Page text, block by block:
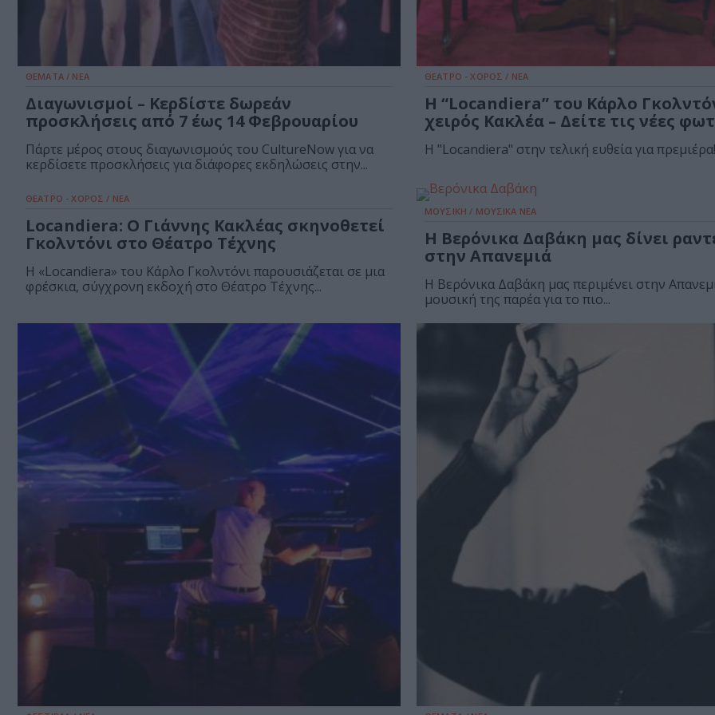
ΘΕΜΑΤΑ / ΝΕΑ
Διαγωνισμοί – Κερδίστε δωρεάν
προσκλήσεις από 7 έως 14 Φεβρουαρίου
Πάρτε μέρος στους διαγωνισμούς του CultureNow για να
κερδίσετε προσκλήσεις για διάφορες εκδηλώσεις στην...
ΘΕΑΤΡΟ - ΧΟΡΟΣ / ΝΕΑ
Η “Locandiera” του Κάρλο
χειρός Κακλέα – Δείτε τις νέες
Η "Locandiera" στην τελική ευθεία για πρεμιέρα!
ΘΕΑΤΡΟ - ΧΟΡΟΣ / ΝΕΑ
Locandiera: Ο Γιάννης Κακλέας σκηνοθετεί
Γκολντόνι στο Θέατρο Τέχνης
Η «Locandiera» του Κάρλο Γκολντόνι παρουσιάζεται σε μια
φρέσκια, σύγχρονη εκδοχή στο Θέατρο Τέχνης...
ΜΟΥΣΙΚΗ / ΜΟΥΣΙΚΑ ΝΕΑ
Η Βερόνικα Δαβάκη μας δίνει
στην Απανεμιά
Η Βερόνικα Δαβάκη μας περιμένει στην
μουσική της παρέα για το πιο...